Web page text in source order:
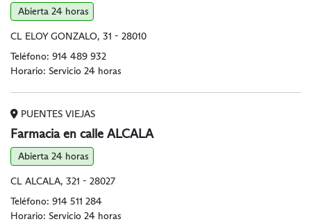
Abierta 24 horas
CL ELOY GONZALO, 31 - 28010
Teléfono: 914 489 932
Horario: Servicio 24 horas
PUENTES VIEJAS
Farmacia en calle ALCALA
Abierta 24 horas
CL ALCALA, 321 - 28027
Teléfono: 914 511 284
Horario: Servicio 24 horas